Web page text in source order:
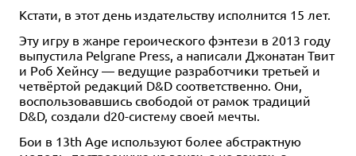
Кстати, в этот день издательству исполнится 15 лет.
Эту игру в жанре героического фэнтези в 2013 году
выпустила Pelgrane Press, а написали Джонатан Твит
и Роб Хейнсу — ведущие разработчики третьей и
четвёртой редакций D&D соответственно. Они,
воспользовавшись свободой от рамок традиций
D&D, создали d20-систему своей мечты.
Бои в 13th Age используют более абстрактную